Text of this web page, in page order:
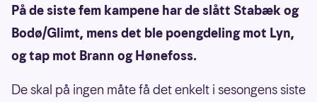
På de siste fem kampene har de slått Stabæk og
Bodø/Glimt, mens det ble poengdeling mot Lyn,
og tap mot Brann og Hønefoss.
De skal på ingen måte få det enkelt i sesongens siste